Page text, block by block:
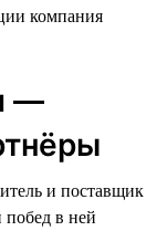
компания
—
и поставщик
побед в ней